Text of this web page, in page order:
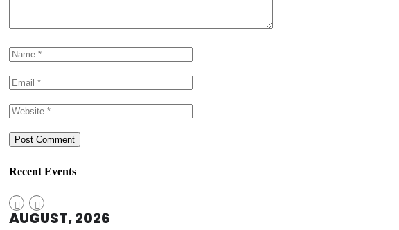
Recent Events
AUGUST, 2026